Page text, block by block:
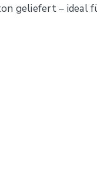
geliefert – ideal